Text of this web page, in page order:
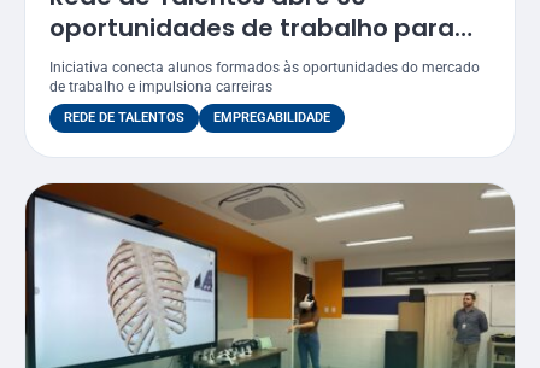
oportunidades de trabalho para
egressos do Senac
Iniciativa conecta alunos formados às oportunidades do mercado
de trabalho e impulsiona carreiras
REDE DE TALENTOS EMPREGABILIDADE